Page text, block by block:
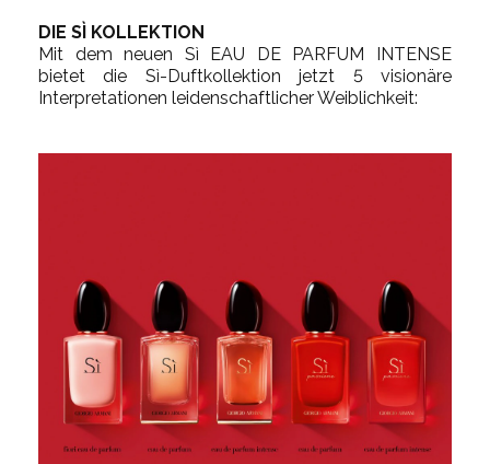
DIE SÌ KOLLEKTION
Mit dem neuen Sì EAU DE PARFUM INTENSE
bietet die Sì-Duftkollektion jetzt 5 visionäre
Interpretationen leidenschaftlicher Weiblichkeit: